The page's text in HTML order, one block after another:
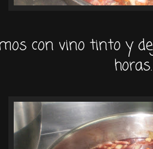
con vino tinto y
horas.